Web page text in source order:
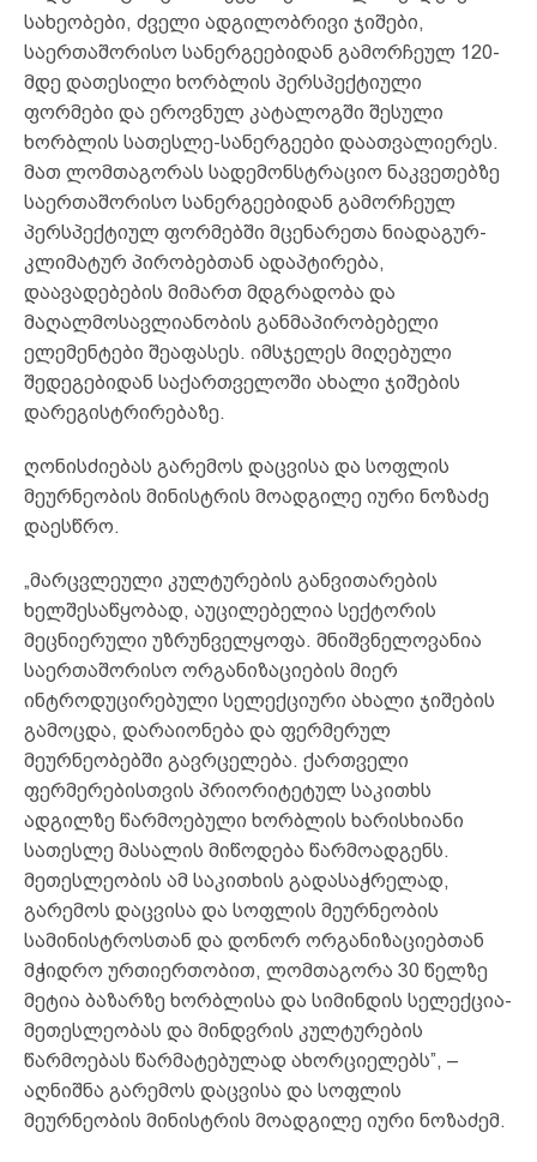
სახეობები, ძველი ადგილობრივი ჯიშები,
საერთაშორისო სანერგეებიდან გამორჩეულ 120-
მდე დათესილი ხორბლის პერსპექტიული
ფორმები და ეროვნულ კატალოგში შესული
ხორბლის სათესლე-სანერგეები დაათვალიერეს.
მათ ლომთაგორას სადემონსტრაციო ნაკვეთებზე
საერთაშორისო სანერგეებიდან გამორჩეულ
პერსპექტიულ ფორმებში მცენარეთა ნიადაგურ-
კლიმატურ პირობებთან ადაპტირება,
დაავადებების მიმართ მდგრადობა და
მაღალმოსავლიანობის განმაპირობებელი
ელემენტები შეაფასეს. იმსჯელეს მიღებული
შედეგებიდან საქართველოში ახალი ჯიშების
დარეგისტრირებაზე.
ღონისძიებას გარემოს დაცვისა და სოფლის
მეურნეობის მინისტრის მოადგილე იური ნოზაძე
დაესწრო.
„მარცვლეული კულტურების განვითარების
ხელშესაწყობად, აუცილებელია სექტორის
მეცნიერული უზრუნველყოფა. მნიშვნელოვანია
საერთაშორისო ორგანიზაციების მიერ
ინტროდუცირებული სელექციური ახალი ჯიშების
გამოცდა, დარაიონება და ფერმერულ
მეურნეობებში გავრცელება. ქართველი
ფერმერებისთვის პრიორიტეტულ საკითხს
ადგილზე წარმოებული ხორბლის ხარისხიანი
სათესლე მასალის მიწოდება წარმოადგენს.
მეთესლეობის ამ საკითხის გადასაჭრელად,
გარემოს დაცვისა და სოფლის მეურნეობის
სამინისტროსთან და დონორ ორგანიზაციებთან
მჭიდრო ურთიერთობით, ლომთაგორა 30 წელზე
მეტია ბაზარზე ხორბლისა და სიმინდის სელექცია-
მეთესლეობას და მინდვრის კულტურების
წარმოებას წარმატებულად ახორციელებს”, –
აღნიშნა გარემოს დაცვისა და სოფლის
მეურნეობის მინისტრის მოადგილე იური ნოზაძემ.